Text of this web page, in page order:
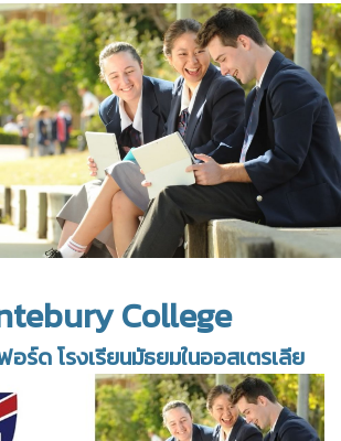
College
อร์ด โรงเรียนมัธยมในออสเตรเลีย